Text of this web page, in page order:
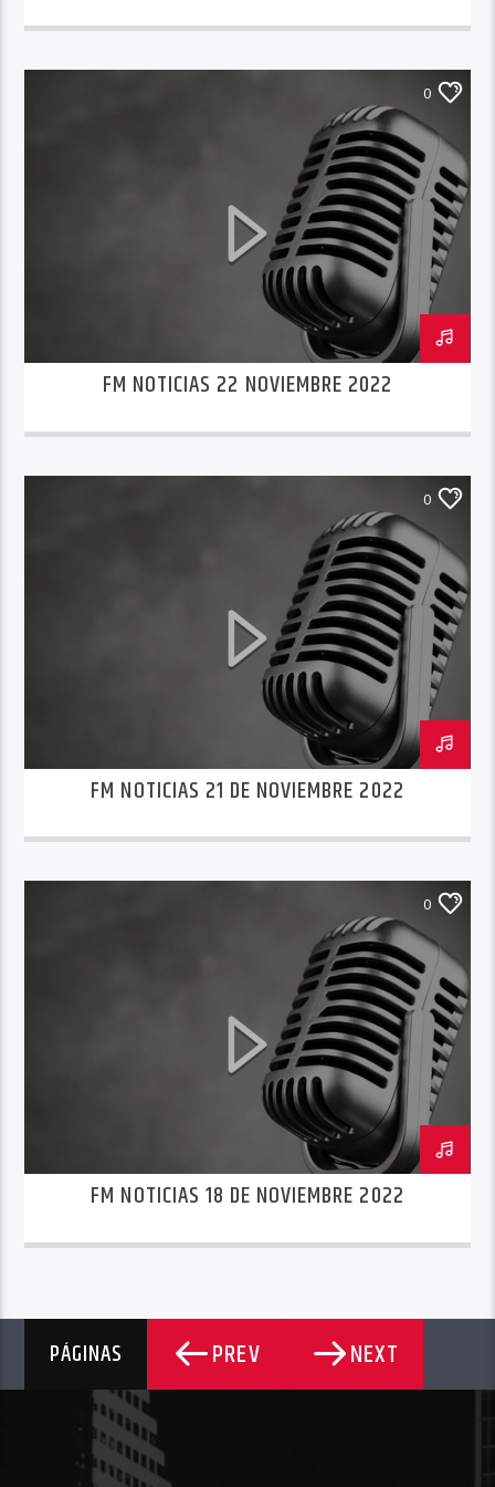
0
FM NOTICIAS 22 NOVIEMBRE 2022
0
FM NOTICIAS 21 DE NOVIEMBRE 2022
0
FM NOTICIAS 18 DE NOVIEMBRE 2022
PÁGINAS PREV NEXT